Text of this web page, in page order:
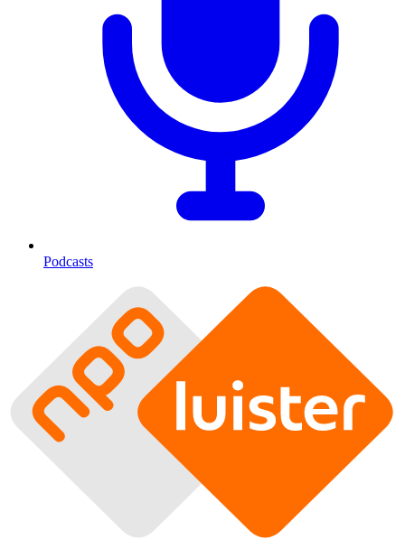
Podcasts